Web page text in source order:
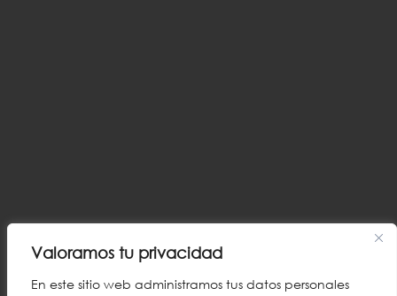
Valoramos tu privacidad
En este sitio web administramos tus datos personales